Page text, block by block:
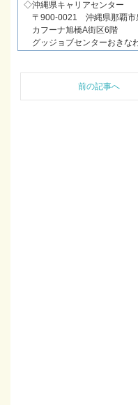
◇沖縄県キャリアセンター
〒900-0021 沖縄県那覇市
カフーナ旭橋A街区6階
グッジョブセンターおきな
前の記事へ